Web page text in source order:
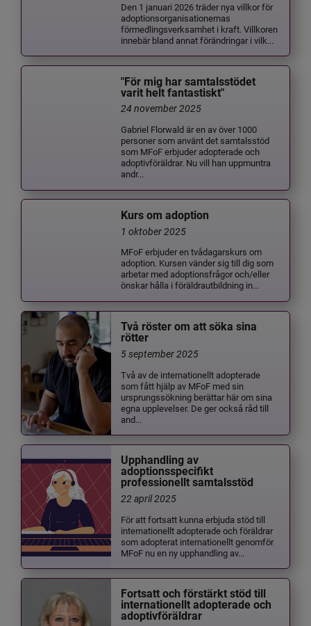
Den 1 januari 2026 träder nya villkor för
adoptionsorganisationernas
förmedlingsverksamhet i kraft. Villkoren
innebär bland annat förändringar i vilk...
"För mig har samtalsstödet
varit helt fantastiskt"
24 november 2025
Gabriel Florwald är en av över 1000
personer som använt det samtalsstöd
som MFoF erbjuder adopterade och
adoptivföräldrar. Nu vill han uppmuntra
andr...
Kurs om adoption
1 oktober 2025
MFoF erbjuder en tvådagarskurs om
adoption. Kursen vänder sig till dig som
arbetar med adoptionsfrågor och/eller
önskar hålla i föräldrautbildning in...
Två röster om att söka sina
rötter
5 september 2025
Två av de internationellt adopterade
som fått hjälp av MFoF med sin
ursprungssökning berättar här om sina
egna upplevelser. De ger också råd till
and...
Upphandling av
adoptionsspecifikt
professionellt samtalsstöd
22 april 2025
För att fortsatt kunna erbjuda stöd till
internationellt adopterade och föräldrar
som adopterat internationellt genomför
MFoF nu en ny upphandling av...
Fortsatt och förstärkt stöd till
internationellt adopterade och
adoptivföräldrar